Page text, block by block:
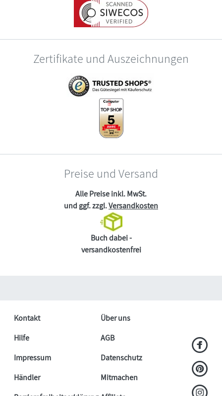
Zertifikate und Auszeichnungen
Preise und Versand
Alle Preise inkl. MwSt.
und ggf. zzgl.Versandkosten
Buch dabei -
versandkostenfrei
Kontakt
Über uns
Hilfe
AGB
Impressum
Datenschutz
Händler
Mitmachen